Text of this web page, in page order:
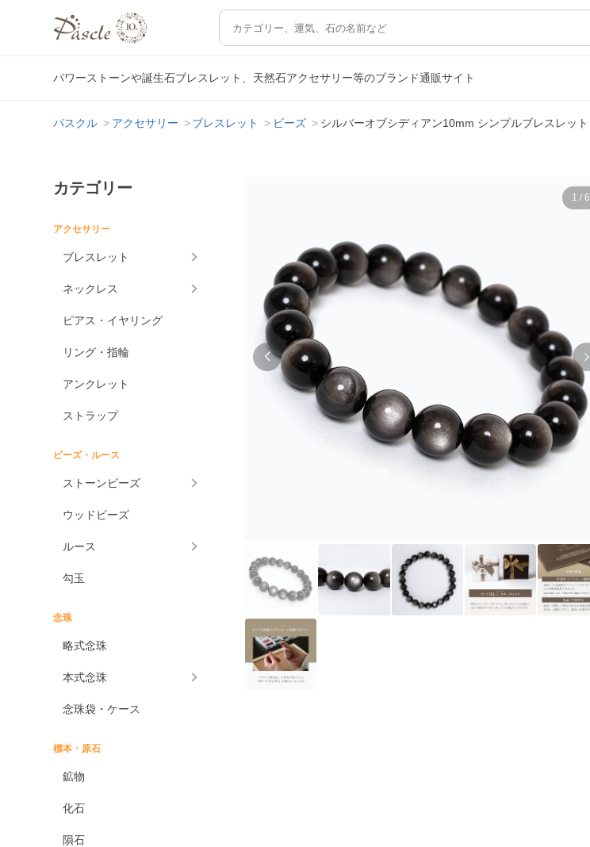
パワーストーンや誕生石ブレスレット、天然石アクセサリー等のブランド通販サイト
パスクル アクセサリー ブレスレット ビーズ シルバーオブシディアン10mm シンプルブレスレット
カテゴリー
アクセサリー
ブレスレット
ネックレス
ピアス・イヤリング
リング・指輪
アンクレット
ストラップ
ビーズ・ルース
ストーンビーズ
ウッドビーズ
ルース
勾玉
念珠
略式念珠
本式念珠
念珠袋・ケース
標本・原石
鉱物
化石
隕石
1 / 6